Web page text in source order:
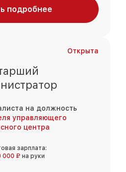
подробнее
Открыта
на должность
управляющего
центра
зарплата:
000 ₽ на руки